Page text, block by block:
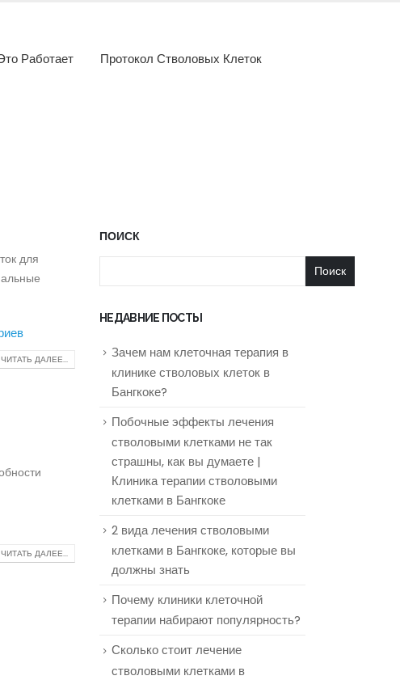
Работает Протокол Стволовых Клеток
для
ЧИТАТЬ ДАЛЕЕ...
ЧИТАТЬ ДАЛЕЕ...
ПОИСК
Поиск
НЕДАВНИЕ ПОСТЫ
Зачем нам клеточная терапия в
клинике стволовых клеток в
Бангкоке?
Побочные эффекты лечения
стволовыми клетками не так
страшны, как вы думаете |
Клиника терапии стволовыми
клетками в Бангкоке
2 вида лечения стволовыми
клетками в Бангкоке, которые вы
должны знать
Почему клиники клеточной
терапии набирают популярность?
Сколько стоит лечение
стволовыми клетками в